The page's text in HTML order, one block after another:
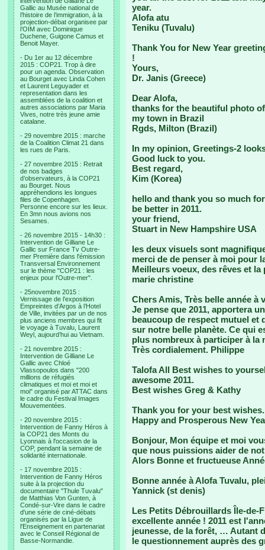
Gallic au Musée national de
l’histoire de l’immigration, à la
projection-débat organisee par
l’OIM avec Dominique
Duchene, Guigone Camus et
Benoit Mayer.
- Du 1er au 12 décembre
2015 : COP21. Trop à dire
pour un agenda. Observation
au Bourget avec Linda Cohen
et Laurent Leguyader et
representation dans les
assemblées de la coalition et
autres associations par Maria
Vives, notre très jeune amie
catalane.
- 29 novembre 2015 : marche
de la Coalition Climat 21 dans
les rues de Paris.
- 27 novembre 2015 : Retrait
de nos badges
d’observateurs, à la COP21
au Bourget. Nous
appréhendions les longues
files de Copenhagen.
Personne encore sur les lieux.
En 3mn nous avions nos
Sesames.
- 26 novembre 2015 - 14h30 :
Intervention de Gilliane Le
Gallic sur France Tv Outre-
mer Première dans l'émission
Transversal Environnement
sur le thème "COP21 : les
enjeux pour l'Outre-mer".
- 25novembre 2015 :
Vernissage de l’exposition
Empreintes d’Argos à l’Hotel
de Ville, invitées par un de nos
plus anciens membres qui fit
le voyage à Tuvalu, Laurent
Weyl, aujourd’hui au Vietnam.
- 21 novembre 2015 :
Intervention de Gilliane Le
Gallic avec Chloé
Vlassopoulos dans "200
millions de réfugiés
climatiques et moi et moi et
moi" organisé par ATTAC dans
le cadre du Festival Images
Mouvementées.
- 20 novembre 2015 :
Intervention de Fanny Héros à
la COP21 des Monts du
Lyonnais à l'occasion de la
COP, pendant la semaine de
solidarité internationale.
- 17 novembre 2015 :
Intervention de Fanny Héros
suite à la projection du
documentaire "Thule Tuvalu"
de Matthias Von Gunten, à
Condé-sur-Vire dans le cadre
d'une série de ciné-débats
organisés par la Ligue de
l'Enseignement en partenariat
avec le Conseil Régional de
Basse-Normandie.
year.
Alofa atu
Teniku (Tuvalu)
Thank You for New Year
!
Yours,
Dr. Janis (Greece)
Dear Alofa,
thanks for the beautiful photo
my town in Brazil
Rgds, Milton (Brazil)
In my opinion, Greetings-2
Good luck to you.
Best regard,
Kim (Korea)
hello and thank you so much
be better in 2011.
your friend,
Stuart in New Hampshire USA
les deux visuels sont
merci de de penser à moi pour
Meilleurs voeux, des rêves et la
marie christine
Chers Amis, Très belle année à
Je pense que 2011, apportera
beaucoup de respect mutuel et
sur notre belle planète. Ce qui
plus nombreux à participer à la
Très cordialement. Philippe
Talofa All Best wishes to
awesome 2011.
Best wishes Greg & Kathy
Thank you for your best
Happy and Prosperous New
Bonjour, Mon équipe et moi
que nous puissions aider de
Alors Bonne et fructueuse
Bonne année à Alofa Tuvalu,
Yannick (st denis)
Les Petits Débrouillards Île-de-
excellente année ! 2011 est
jeunesse, de la forêt, … Autant
le questionnement auprès des